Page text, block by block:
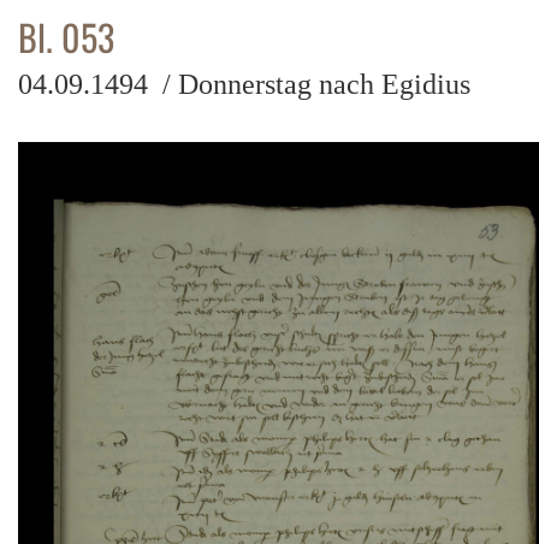
Bl. 053
04.09.1494 / Donnerstag nach Egidius